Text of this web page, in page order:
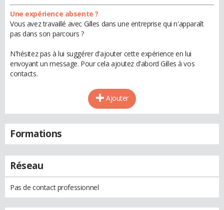
Une expérience absente ?
Vous avez travaillé avec Gilles dans une entreprise qui n'apparaît
pas dans son parcours ?
N'hésitez pas à lui suggérer d'ajouter cette expérience en lui
envoyant un message. Pour cela ajoutez d'abord Gilles à vos
contacts.
Ajouter
Formations
Réseau
Pas de contact professionnel